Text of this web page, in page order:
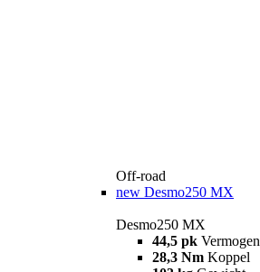
Off-road
new Desmo250 MX
Desmo250 MX
44,5 pk Vermogen
28,3 Nm Koppel